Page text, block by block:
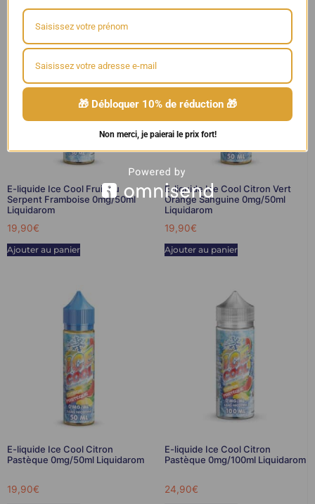
E-liquide Ice Cool Fruit du
Serpent Framboise 0mg/50ml
Liquidarom
19,90€
Ajouter au panier
E-liquide Ice Cool Citron Vert
Orange Sanguine 0mg/50ml
Liquidarom
19,90€
Ajouter au panier
E-liquide Ice Cool Citron
Pastèque 0mg/50ml Liquidarom
19,90€
E-liquide Ice Cool Citron
Pastèque 0mg/100ml Liquidarom
24,90€
🎁 Débloquer 10% de réduction 🎁
Non merci, je paierai le prix fort!